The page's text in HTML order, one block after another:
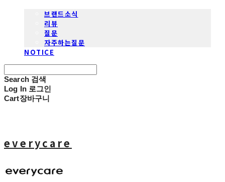
브랜드소식
리뷰
질문
자주하는질문
NOTICE
Search 검색
Log In 로그인
Cart장바구니
everycare